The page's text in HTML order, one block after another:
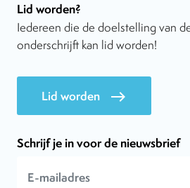
Lid worden?
Iedereen die de doelstelling van
onderschrijft kan lid worden!
Lid worden east
Schrijf je in voor de nieuwsbrief